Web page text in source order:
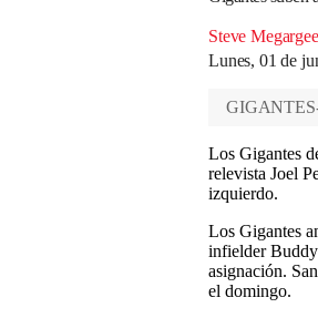
Steve Megargee
Lunes, 01 de
Los Gigantes
relevista Joel
izquierdo.
Los Gigantes
infielder
asignación.
el domingo.